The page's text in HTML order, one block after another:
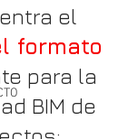
el
formato
para la
BIM de